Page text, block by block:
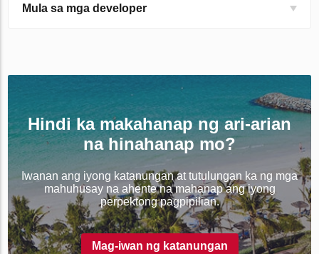
Mula sa mga developer
Hindi ka makahanap ng ari-arian
na hinahanap mo?
Iwanan ang iyong katanungan at tutulungan ka ng mga
mahuhusay na ahente na mahanap ang iyong
perpektong pagpipilian.
Mag-iwan ng katanungan